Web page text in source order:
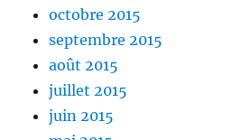
octobre 2015
septembre 2015
août 2015
juillet 2015
juin 2015